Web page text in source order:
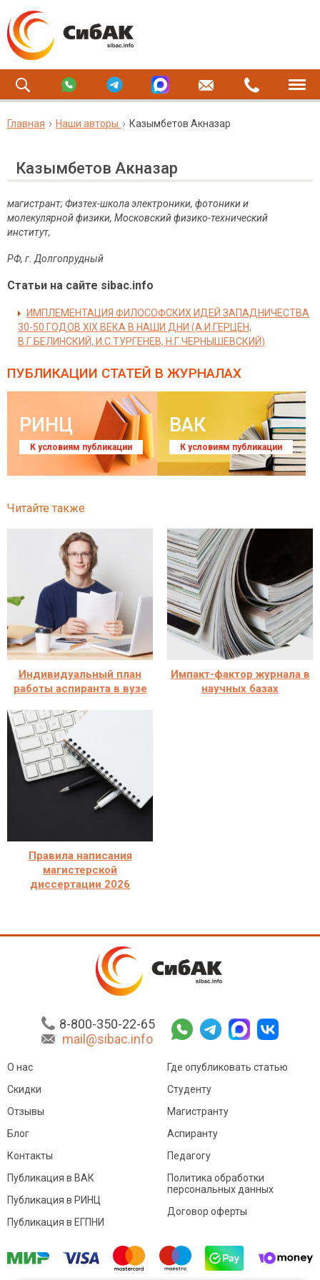
Главная Наши авторы Казымбетов Акназар
Казымбетов Акназар
магистрант; Физтех-школа электроники, фотоники и
молекулярной физики, Московский физико-технический
институт,
РФ, г. Долгопрудный
Статьи на сайте sibac.info
ИМПЛЕМЕНТАЦИЯ ФИЛОСОФСКИХ ИДЕЙ ЗАПАДНИЧЕСТВА
30-50 ГОДОВ XIX ВЕКА В НАШИ ДНИ (А.И.ГЕРЦЕН,
В.Г.БЕЛИНСКИЙ, И.С.ТУРГЕНЕВ, Н.Г.ЧЕРНЫШЕВСКИЙ)
ПУБЛИКАЦИИ СТАТЕЙ В ЖУРНАЛАХ
РИНЦ
К условиям публикации
ВАК
К условиям публикации
Читайте также
Индивидуальный план
работы аспиранта в вузе
Импакт-фактор журнала в
научных базах
Правила написания
магистерской
диссертации 2026
8-800-350-22-65
mail@sibac.info
О нас
Скидки
Отзывы
Блог
Контакты
Где опубликовать статью
Студенту
Магистранту
Аспиранту
Педагогу
Публикация в ВАК
Публикация в РИНЦ
Публикация в ЕГПНИ
Политика обработки
персональных данных
Договор оферты